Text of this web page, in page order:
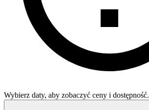
Wybierz daty, aby zobaczyć ceny i dostępność.